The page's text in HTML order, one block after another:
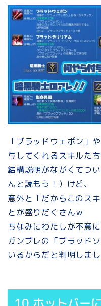
「ブラッドウェポン」
与してくれるスキルた
結構説明がながくてつ
んと読もう！）けど、
意外と「だからこのス
とが盛りだくさんｗ
ちなみにわたしが不意
ガンブレの「ブラッド
いるからだと判明しまし